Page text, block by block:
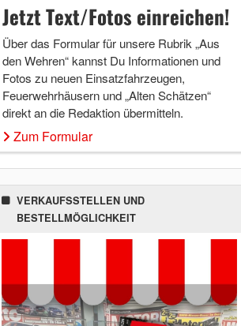
Jetzt Text/Fotos einreichen!
Über das Formular für unsere Rubrik „Aus
den Wehren“ kannst Du Informationen und
Fotos zu neuen Einsatzfahrzeugen,
Feuerwehrhäusern und „Alten Schätzen“
direkt an die Redaktion übermitteln.
Zum Formular
VERKAUFSSTELLEN UND
BESTELLMÖGLICHKEIT